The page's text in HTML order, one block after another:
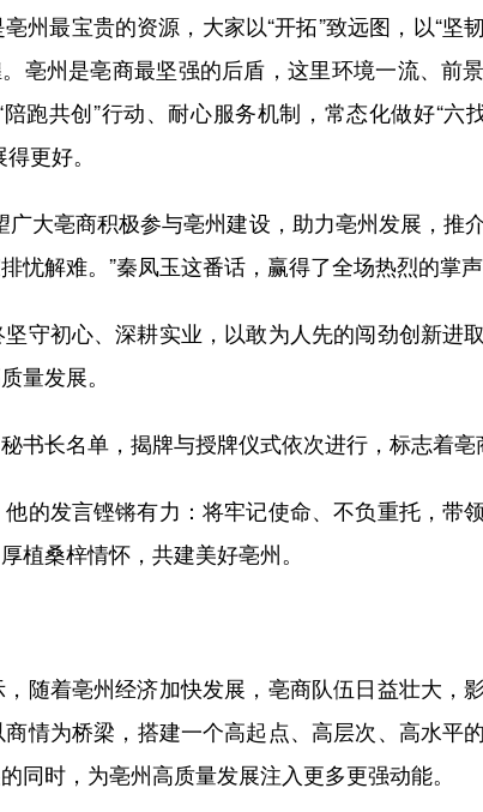
最宝贵的资源，大家以“开拓”致远图，以“坚韧
亳州是亳商最坚强的后盾，这里环境一流、前
跑共创”行动、耐心服务机制，常态化做好“六
更好。
大亳商积极参与亳州建设，助力亳州发展，推
解难。”秦凤玉这番话，赢得了全场热烈的掌声
初心、深耕实业，以敢为人先的闯劲创新进
量发展。
长名单，揭牌与授牌仪式依次进行，标志着亳
发言铿锵有力：将牢记使命、不负重托，带
植桑梓情怀，共建美好亳州。
着亳州经济加快发展，亳商队伍日益壮大，
情为桥梁，搭建一个高起点、高层次、高水平
时，为亳州高质量发展注入更多更强动能。